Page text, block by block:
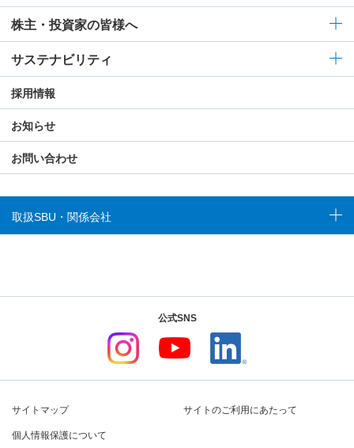
株主・投資家の皆様へ
サステナビリティ
採用情報
お知らせ
お問い合わせ
取扱SBU・関係会社
公式SNS
サイトマップ サイトのご利用にあたって
個人情報保護について